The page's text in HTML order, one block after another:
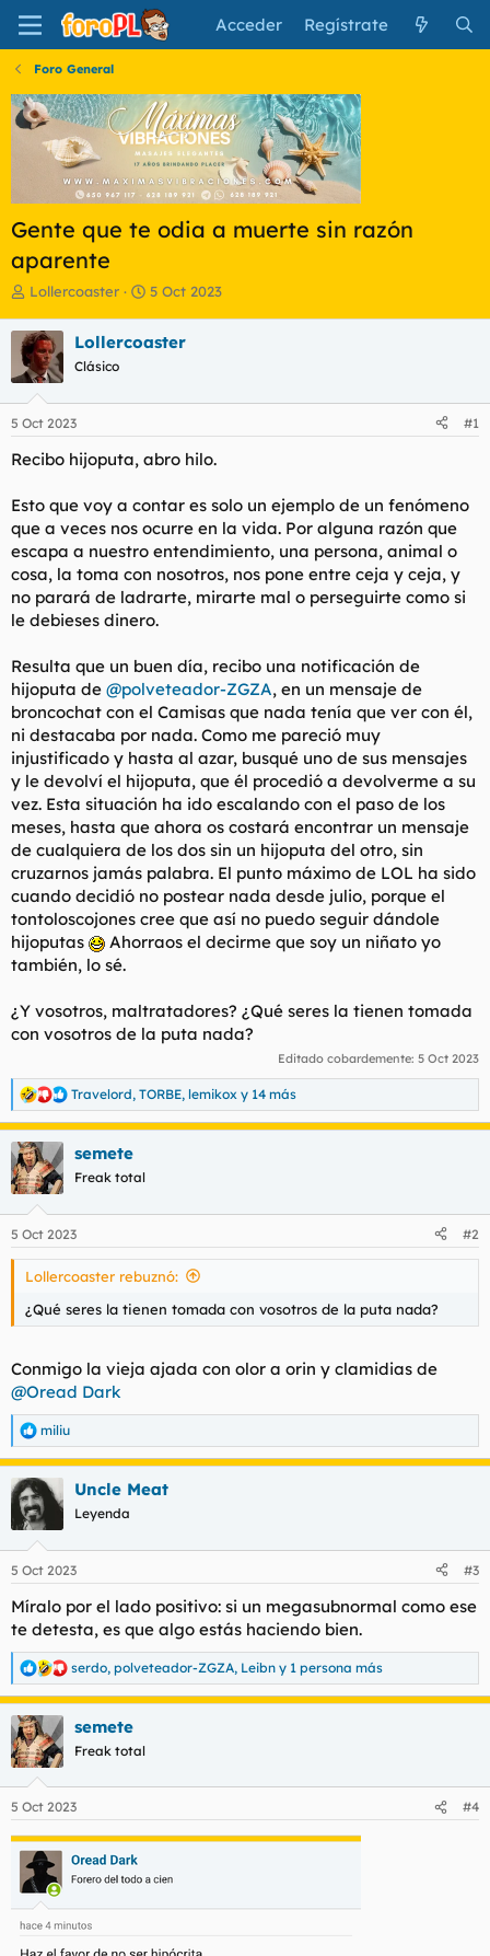
Acceder Regístrate
Foro General
Gente que te odia a muerte sin razón
aparente
I
i
c
i
a
d
o
d
l
t
e
a
Lollercoaster
F
h
e
i
i
o
5 Oct 2023
Lollercoaster
Clásico
5 Oct 2023 #1
Recibo hijoputa, abro hilo.
Esto que voy a contar es solo un ejemplo de un fenómeno
que a veces nos ocurre en la vida. Por alguna razón que
escapa a nuestro entendimiento, una persona, animal o
cosa, la toma con nosotros, nos pone entre ceja y ceja, y
no parará de ladrarte, mirarte mal o perseguirte como si
le debieses dinero.
Resulta que un buen día, recibo una notificación de
hijoputa de @polveteador-ZGZA, en un mensaje de
broncochat con el Camisas que nada tenía que ver con él,
ni destacaba por nada. Como me pareció muy
injustificado y hasta al azar, busqué uno de sus mensajes
y le devolví el hijoputa, que él procedió a devolverme a su
vez. Esta situación ha ido escalando con el paso de los
meses, hasta que ahora os costará encontrar un mensaje
de cualquiera de los dos sin un hijoputa del otro, sin
cruzarnos jamás palabra. El punto máximo de LOL ha sido
cuando decidió no postear nada desde julio, porque el
tontoloscojones cree que así no puedo seguir dándole
hijoputas
Ahorraos el decirme que soy un niñato yo
también, lo sé.
¿Y vosotros, maltratadores? ¿Qué seres la tienen tomada
con vosotros de la puta nada?
Editado cobardemente: 5 Oct 2023
R
e
a
c
c
i
e
s
Travelord, TORBE, lemikox y 14 más
semete
Freak total
5 Oct 2023 #2
Lollercoaster rebuznó:
¿Qué seres la tienen tomada con vosotros de la puta nada?
Conmigo la vieja ajada con olor a orin y clamidias de
@Oread Dark
R
e
a
c
c
i
e
:
miliu
Uncle Meat
Leyenda
5 Oct 2023 #3
Míralo por el lado positivo: si un megasubnormal como ese
te detesta, es que algo estás haciendo bien.
R
e
a
c
c
i
e
s
:
serdo, polveteador-ZGZA, Leibn y 1 persona más
semete
Freak total
5 Oct 2023 #4